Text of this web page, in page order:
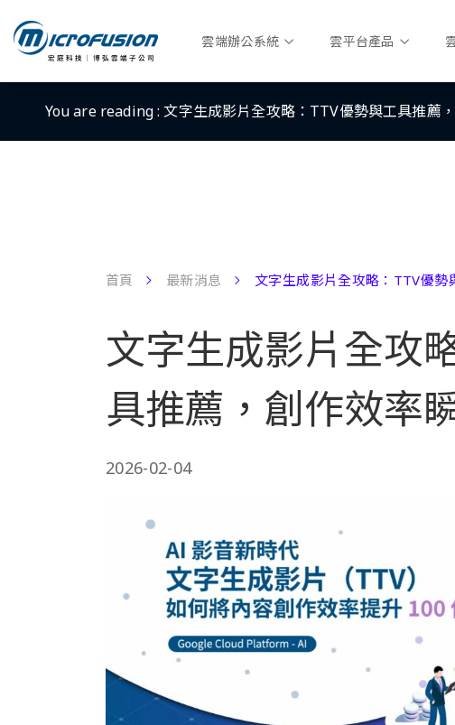
雲端辦公系統 雲平台產品
You are reading :文字生成影片全攻略：TTV優勢與工具推薦
首頁 最新消息 文字生成影片全攻略：TTV優勢
文字生成影片全攻
具推薦，創作效率
2026-02-04